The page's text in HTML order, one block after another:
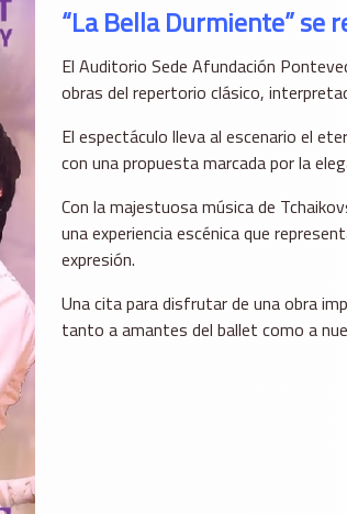
“La Bella Durmiente” se
El Auditorio Sede Afundación
obras del repertorio clásico,
El espectáculo lleva al escenario el
con una propuesta marcada por la
Con la majestuosa música de
una experiencia escénica que
expresión.
Una cita para disfrutar de una obra
tanto a amantes del ballet como a